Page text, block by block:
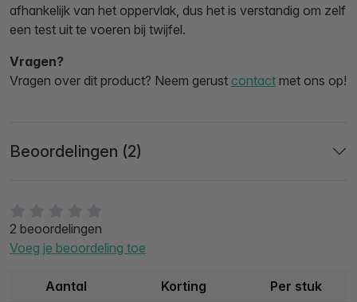
2 beoordelingen
Voeg je beoordeling toe
Aantal Korting Per stuk
afhankelijk van het oppervlak, dus het is verstandig om zelf
een test uit te voeren bij twijfel.
Vragen?
Vragen over dit product? Neem gerust contact met ons op!
Beoordelingen (2)